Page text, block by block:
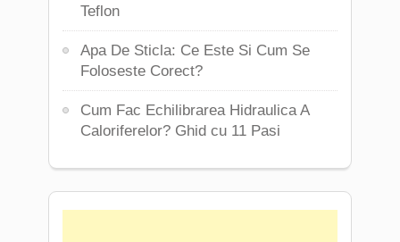
Teflon
Apa De Sticla: Ce Este Si Cum Se
Foloseste Corect?
Cum Fac Echilibrarea Hidraulica A
Caloriferelor? Ghid cu 11 Pasi